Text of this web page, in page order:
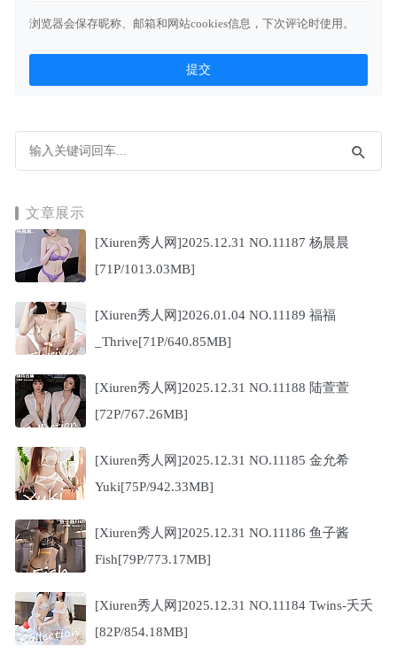
浏览器会保存昵称、邮箱和网站cookies信息，下次评论时使用。
文章展示
[Xiuren秀人网]2025.12.31 NO.11187 杨晨晨
[71P/1013.03MB]
[Xiuren秀人网]2026.01.04 NO.11189 福福
_Thrive[71P/640.85MB]
[Xiuren秀人网]2025.12.31 NO.11188 陆萱萱
[72P/767.26MB]
[Xiuren秀人网]2025.12.31 NO.11185 金允希
Yuki[75P/942.33MB]
[Xiuren秀人网]2025.12.31 NO.11186 鱼子酱
Fish[79P/773.17MB]
[Xiuren秀人网]2025.12.31 NO.11184 Twins-夭夭
[82P/854.18MB]